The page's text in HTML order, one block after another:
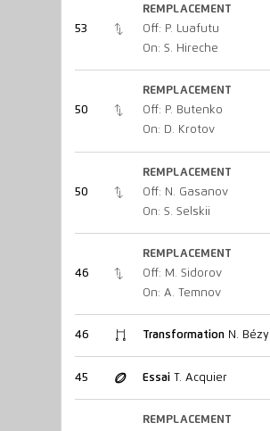
53
REMPLACEMENT
Off: P. Luafutu
On: S. Hireche
50
REMPLACEMENT
Off: P. Butenko
On: D. Krotov
50
REMPLACEMENT
Off: N. Gasanov
On: S. Selskii
46
REMPLACEMENT
Off: M. Sidorov
On: A. Temnov
46 TransformationN. Bézy
45 EssaiT. Acquier
REMPLACEMENT